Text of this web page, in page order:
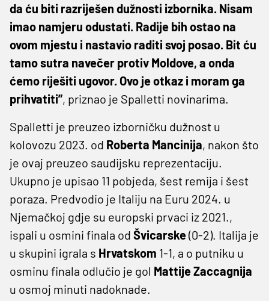
da ću biti razriješen dužnosti izbornika. Nisam
imao namjeru odustati. Radije bih ostao na
ovom mjestu i nastavio raditi svoj posao. Bit ću
tamo sutra navečer protiv Moldove, a onda
ćemo riješiti ugovor. Ovo je otkaz i moram ga
prihvatiti”, priznao je Spalletti novinarima.
Spalletti je preuzeo izborničku dužnost u
kolovozu 2023. od Roberta Mancinija, nakon što
je ovaj preuzeo saudijsku reprezentaciju.
Ukupno je upisao 11 pobjeda, šest remija i šest
poraza. Predvodio je Italiju na Euru 2024. u
Njemačkoj gdje su europski prvaci iz 2021.,
ispali u osmini finala od Švicarske(0-2). Italija je
u skupini igrala s Hrvatskom 1-1, a o putniku u
osminu finala odlučio je gol MattijeZaccagnija
u osmoj minuti nadoknade.